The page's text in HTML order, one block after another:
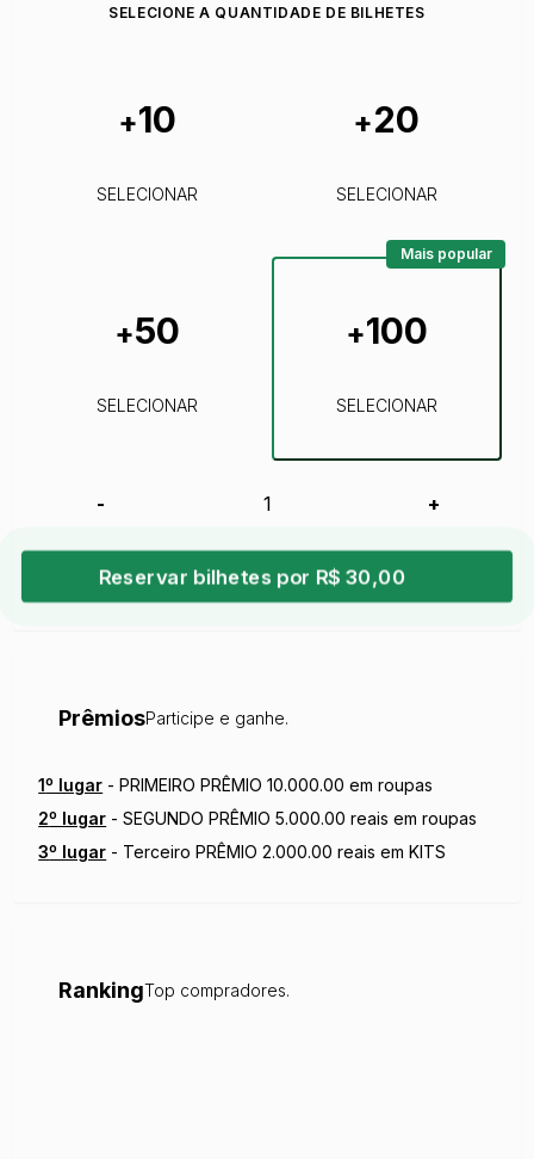
SELECIONE A QUANTIDADE DE BILHETES
+10
SELECIONAR
+20
SELECIONAR
+50
SELECIONAR
+100
SELECIONAR
Mais popular
- +
Reservar bilhetes por R$ 30,00
PrêmiosParticipe e ganhe.
1º lugar -PRIMEIRO PRÊMIO 10.000.00 em roupas
2º lugar -SEGUNDO PRÊMIO 5.000.00 reais em roupas
3º lugar - Terceiro PRÊMIO 2.000.00 reais em KITS
RankingTop compradores.